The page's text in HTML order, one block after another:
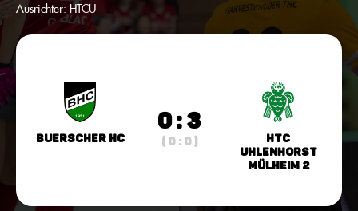
Ausrichter: HTCU
Buerscher HC
0 : 3
( 0 : 0 )
HTC
Uhlenhorst
Mülheim 2